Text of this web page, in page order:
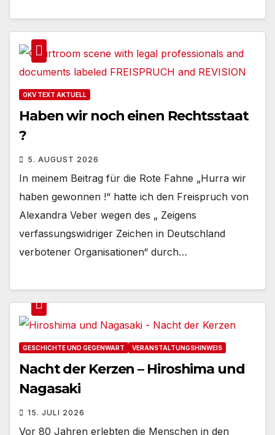
OKV TEXT AKTUELL
Haben wir noch einen Rechtsstaat
?
5. AUGUST 2026
In meinem Beitrag für die Rote Fahne „Hurra wir
haben gewonnen !“ hatte ich den Freispruch von
Alexandra Veber wegen des „ Zeigens
verfassungswidriger Zeichen in Deutschland
verbotener Organisationen“ durch…
GESCHICHTE UND GEGENWART VERANSTALTUNGSHINWEIS
Nacht der Kerzen – Hiroshima und
Nagasaki
15. JULI 2026
Vor 80 Jahren erlebten die Menschen in den